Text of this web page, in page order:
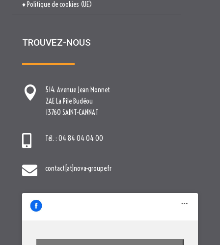
♦ Politique de cookies (UE)
TROUVEZ-NOUS

514. Avenue Jean Monnet
ZAE La Pile Budéou
13760 SAINT-CANNAT
 Tél. : 04 84 04 04 00
 contact[at]nova-groupe.fr